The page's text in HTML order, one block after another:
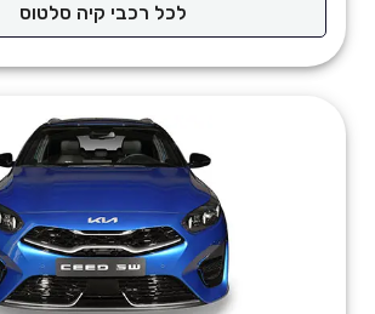
לכל רכבי קיה סלטוס